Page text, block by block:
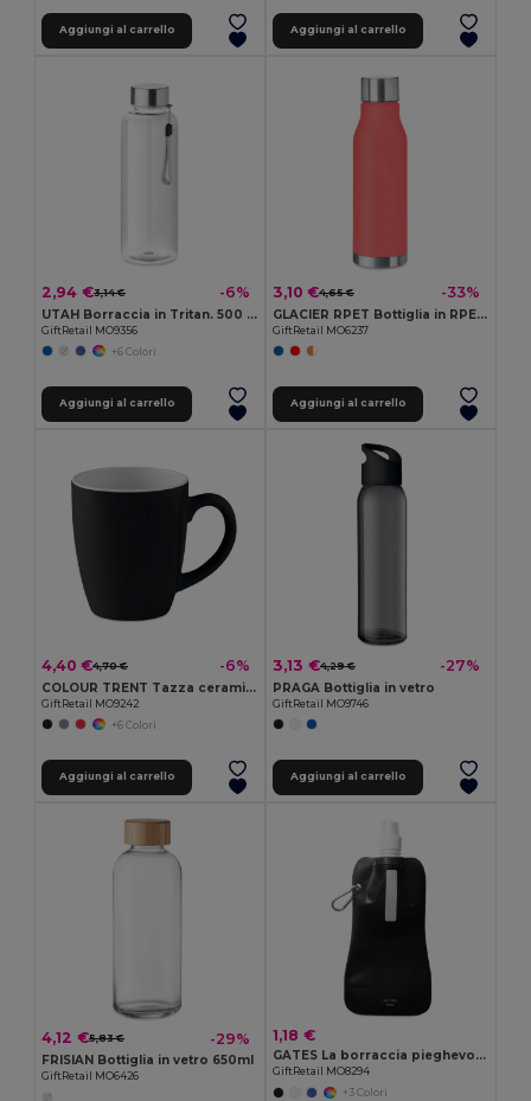
Aggiungi al carrello Aggiungi al carrello
2,94 €3,14 € -6%
UTAH Borraccia in Tritan. 500 ml
GiftRetail MO9356
+6 Colori
Aggiungi al carrello
3,10 €4,65 € -33%
GLACIER RPET Bottiglia in RPET da 600ml
GiftRetail MO6237
Aggiungi al carrello
4,40 €4,70 € -6%
COLOUR TRENT Tazza ceramica colorata 290ml
GiftRetail MO9242
+6 Colori
Aggiungi al carrello
3,13 €4,29 € -27%
PRAGA Bottiglia in vetro
GiftRetail MO9746
Aggiungi al carrello
4,12 €5,83 € -29%
FRISIAN Bottiglia in vetro 650ml
GiftRetail MO6426
1,18 €
GATES La borraccia pieghevole GATES
GiftRetail MO8294
+3 Colori